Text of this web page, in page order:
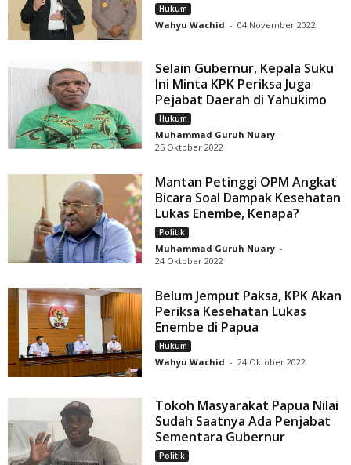
Hukum
Wahyu Wachid - 04 November 2022
Selain Gubernur, Kepala Suku
Ini Minta KPK Periksa Juga
Pejabat Daerah di Yahukimo
Hukum
Muhammad Guruh Nuary -
25 Oktober 2022
Mantan Petinggi OPM Angkat
Bicara Soal Dampak Kesehatan
Lukas Enembe, Kenapa?
Politik
Muhammad Guruh Nuary -
24 Oktober 2022
Belum Jemput Paksa, KPK Akan
Periksa Kesehatan Lukas
Enembe di Papua
Hukum
Wahyu Wachid - 24 Oktober 2022
Tokoh Masyarakat Papua Nilai
Sudah Saatnya Ada Penjabat
Sementara Gubernur
Politik